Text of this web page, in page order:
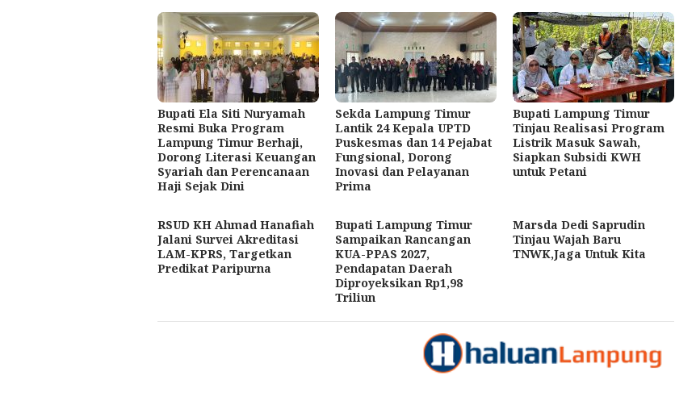
Bupati Ela Siti Nuryamah
Resmi Buka Program
Lampung Timur Berhaji,
Dorong Literasi Keuangan
Syariah dan Perencanaan
Haji Sejak Dini
Sekda Lampung Timur
Lantik 24 Kepala UPTD
Puskesmas dan 14 Pejabat
Fungsional, Dorong
Inovasi dan Pelayanan
Prima
Bupati Lampung Timur
Tinjau Realisasi Program
Listrik Masuk Sawah,
Siapkan Subsidi KWH
untuk Petani
RSUD KH Ahmad Hanafiah
Jalani Survei Akreditasi
LAM-KPRS, Targetkan
Predikat Paripurna
Bupati Lampung Timur
Sampaikan Rancangan
KUA-PPAS 2027,
Pendapatan Daerah
Diproyeksikan Rp1,98
Triliun
Marsda Dedi Saprudin
Tinjau Wajah Baru
TNWK,Jaga Untuk Kita